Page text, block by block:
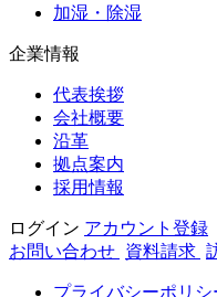
加湿・除湿
企業情報
代表挨拶
会社概要
沿革
拠点案内
採用情報
ログイン アカウント登録
お問い合わせ 資料請求
プライバシーポリシ